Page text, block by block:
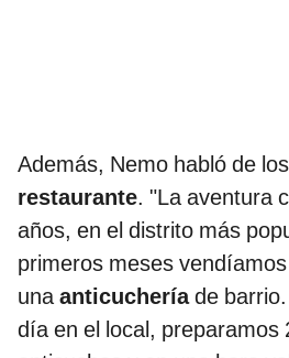
Además, Nemo habló de
restaurante. "La aventura
años, en el distrito más
primeros meses
unaanticucheríade
día en el local, preparamos